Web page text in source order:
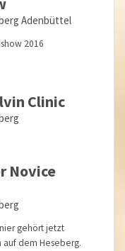
Adenbüttel
2016
Clinic
Novice
gehört jetzt
auf dem Heseberg.